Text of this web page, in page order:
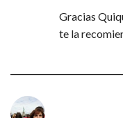
Gracias
te la